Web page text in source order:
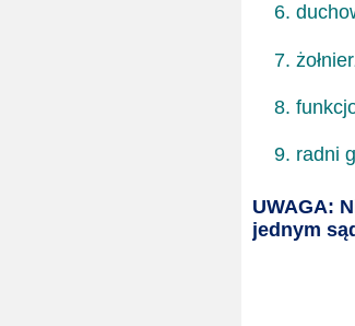
radni
UWAGA:
jednym